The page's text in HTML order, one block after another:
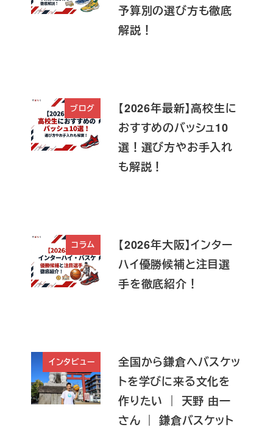
予算別の選び方も徹底
解説！
ブログ
【2026年最新】高校生に
おすすめのバッシュ10
選！選び方やお手入れ
も解説！
コラム
【2026年大阪】インター
ハイ優勝候補と注目選
手を徹底紹介！
インタビュー
全国から鎌倉へバスケッ
トを学びに来る文化を
作りたい ｜ 天野 由一
さん ｜ 鎌倉バスケット